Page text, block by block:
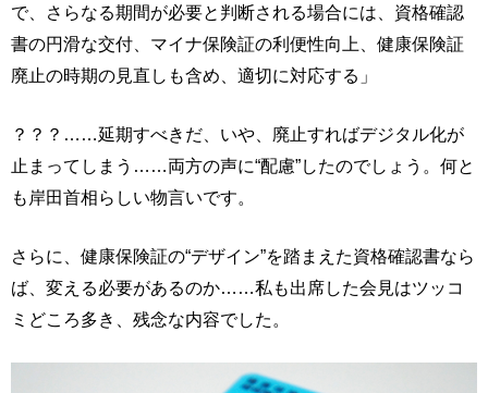
で、さらなる期間が必要と判断される場合には、資格確認
書の円滑な交付、マイナ保険証の利便性向上、健康保険証
廃止の時期の見直しも含め、適切に対応する」
？？？……延期すべきだ、いや、廃止すればデジタル化が
止まってしまう……両方の声に“配慮”したのでしょう。何と
も岸田首相らしい物言いです。
さらに、健康保険証の“デザイン”を踏まえた資格確認書なら
ば、変える必要があるのか……私も出席した会見はツッコ
ミどころ多き、残念な内容でした。